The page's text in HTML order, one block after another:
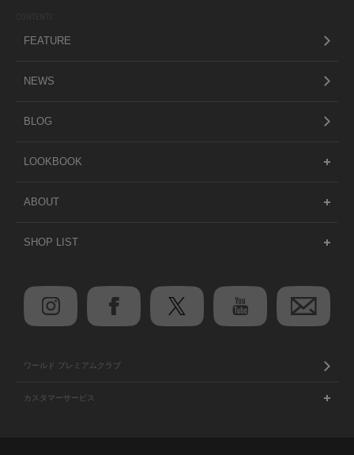
FEATURE
NEWS
BLOG
LOOKBOOK
ABOUT
SHOP LIST
ワールド プレミアムクラブ
カスタマーサービス